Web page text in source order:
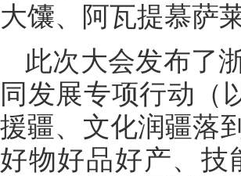
大馕、阿瓦提慕萨
此次大会发布了
同发展专项行动（
援疆、文化润疆落
好物好品好产、